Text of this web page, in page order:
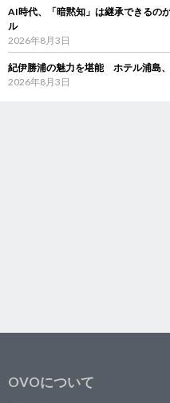
AI時代、「暗黙知」は継承できる
ル
2026年8月3日
紀伊勝浦の魅力を堪能 ホテル浦島
2026年8月3日
OVOについて